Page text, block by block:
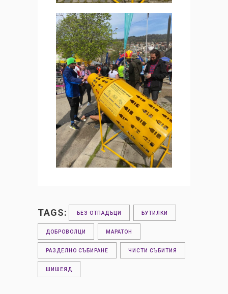
TAGS: БЕЗ ОТПАДЪЦИ БУТИЛКИ
ДОБРОВОЛЦИ МАРАТОН
РАЗДЕЛНО СЪБИРАНЕ ЧИСТИ СЪБИТИЯ
ШИШЕЯД